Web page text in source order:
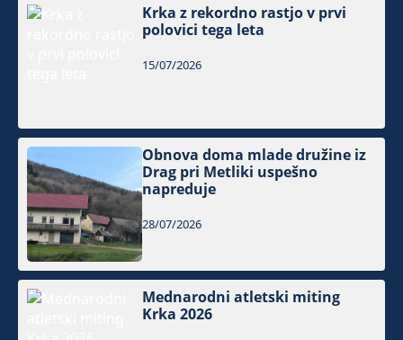
Krka z rekordno rastjo v prvi
polovici tega leta
15/07/2026
Obnova doma mlade družine iz
Drag pri Metliki uspešno
napreduje
28/07/2026
Mednarodni atletski miting
Krka 2026